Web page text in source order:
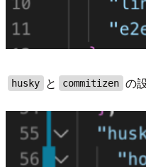
husky と commitizen の